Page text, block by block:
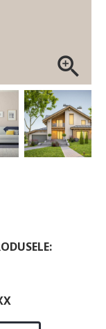
zoom_in